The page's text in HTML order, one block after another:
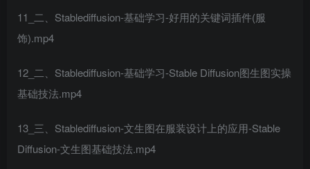
11_二、Stablediffusion-基础学习-好用的关键词插件(服
饰).mp4
12_二、Stablediffusion-基础学习-Stable Diffusion图生图实操
基础技法.mp4
13_三、Stablediffusion-文生图在服装设计上的应用-Stable
Diffusion-文生图基础技法.mp4